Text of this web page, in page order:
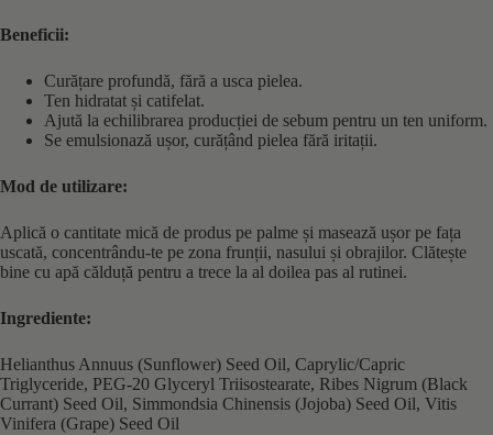
Beneficii:
Curățare profundă, fără a usca pielea.
Ten hidratat și catifelat.
Ajută la echilibrarea producției de sebum pentru un ten uniform.
Se emulsionază ușor, curățând pielea fără iritații.
Mod de utilizare:
Aplică o cantitate mică de produs pe palme și masează ușor pe fața
uscată, concentrându-te pe zona frunții, nasului și obrajilor. Clătește
bine cu apă călduță pentru a trece la al doilea pas al rutinei.
Ingrediente:
Helianthus Annuus (Sunflower) Seed Oil, Caprylic/Capric
Triglyceride, PEG-20 Glyceryl Triisostearate, Ribes Nigrum (Black
Currant) Seed Oil, Simmondsia Chinensis (Jojoba) Seed Oil, Vitis
Vinifera (Grape) Seed Oil